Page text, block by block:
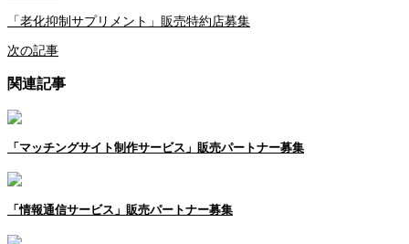
「老化抑制サプリメント」販売特約店募集
次の記事
関連記事
「マッチングサイト制作サービス」販売パートナー募集
「情報通信サービス」販売パートナー募集